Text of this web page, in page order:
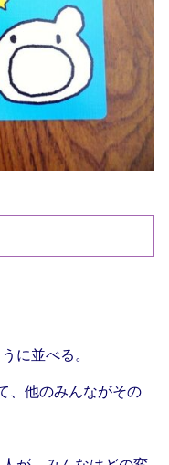
に並べる。
、他のみんながその